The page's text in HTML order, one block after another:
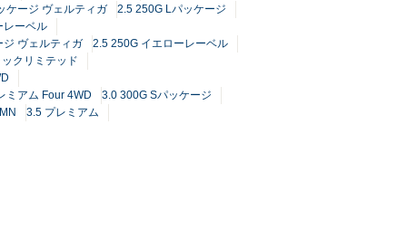
ケージ ヴェルティガ
2.5 250G Lパッケージ
レーベル
ヴェルティガ
2.5 250G イエローレーベル
クリミテッド
ミアム Four 4WD
3.0 300G Sパッケージ
3.5 プレミアム